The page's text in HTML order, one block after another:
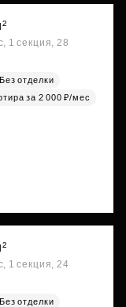
1 секция, 28
Без отделки
за 2 000 ₽/мес
1 секция, 24
Без отделки